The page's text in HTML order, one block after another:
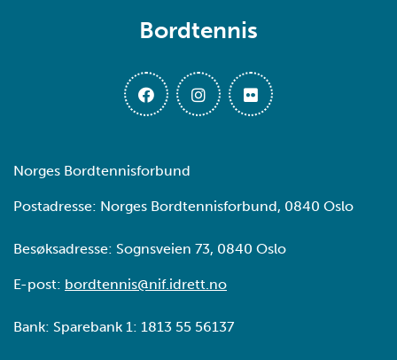
Bordtennis
Norges Bordtennisforbund
Postadresse: Norges Bordtennisforbund, 0840 Oslo
Besøksadresse: Sognsveien 73, 0840 Oslo
E-post: bordtennis@nif.idrett.no
Bank: Sparebank 1: 1813 55 56137